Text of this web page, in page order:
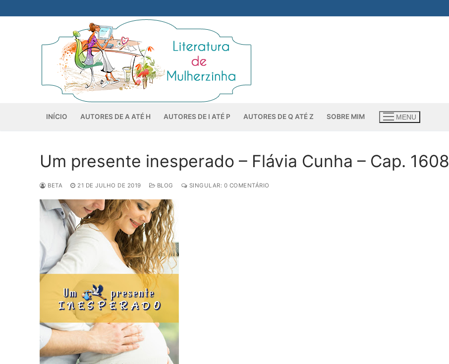
para
INÍCIO AUTORES DE A ATÉ H AUTORES DE I ATÉ P AUTORES DE Q ATÉ Z SOBRE MIM MENU
Um presente inesperado – Flávia Cunha – Cap. 1608
BETA 21 DE JULHO DE 2019 BLOG SINGULAR: 0 COMENTÁRIO